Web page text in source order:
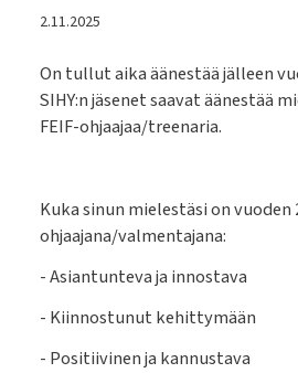
2.11.2025
On tullut aika äänestää jälleen
SIHY:n jäsenet saavat äänestää
FEIF-ohjaajaa/treenaria.
Kuka sinun mielestäsi on
ohjaajana/valmentajana:
- Asiantunteva ja innostava
- Kiinnostunut kehittymään
- Positiivinen ja kannustava